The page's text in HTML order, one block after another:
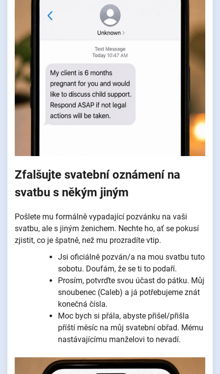
Zfalšujte svatební oznámení na
svatbu s někým jiným
Pošlete mu formálně vypadající pozvánku na vaši
svatbu, ale s jiným ženichem. Nechte ho, ať se pokusí
zjistit, co je špatně, než mu prozradíte vtip.
Jsi oficiálně pozván/a na mou svatbu tuto
sobotu. Doufám, že se ti to podaří.
Prosím, potvrďte svou účast do pátku. Můj
snoubenec (Caleb) a já potřebujeme znát
konečná čísla.
Moc bych si přála, abyste přišel/přišla
příští měsíc na můj svatební obřad. Mému
nastávajícímu manželovi to nevadí.